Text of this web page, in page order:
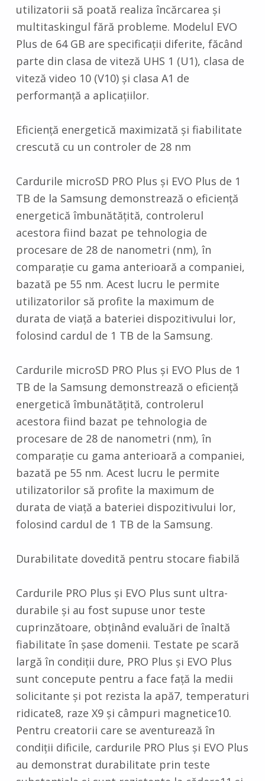
utilizatorii să poată realiza încărcarea și
multitaskingul fără probleme. Modelul EVO
Plus de 64 GB are specificații diferite, făcând
parte din clasa de viteză UHS 1 (U1), clasa de
viteză video 10 (V10) și clasa A1 de
performanță a aplicațiilor.
Eficiență energetică maximizată și fiabilitate
crescută cu un controler de 28 nm
Cardurile microSD PRO Plus și EVO Plus de 1
TB de la Samsung demonstrează o eficiență
energetică îmbunătățită, controlerul
acestora fiind bazat pe tehnologia de
procesare de 28 de nanometri (nm), în
comparație cu gama anterioară a companiei,
bazată pe 55 nm. Acest lucru le permite
utilizatorilor să profite la maximum de
durata de viață a bateriei dispozitivului lor,
folosind cardul de 1 TB de la Samsung.
Cardurile microSD PRO Plus și EVO Plus de 1
TB de la Samsung demonstrează o eficiență
energetică îmbunătățită, controlerul
acestora fiind bazat pe tehnologia de
procesare de 28 de nanometri (nm), în
comparație cu gama anterioară a companiei,
bazată pe 55 nm. Acest lucru le permite
utilizatorilor să profite la maximum de
durata de viață a bateriei dispozitivului lor,
folosind cardul de 1 TB de la Samsung.
Durabilitate dovedită pentru stocare fiabilă
Cardurile PRO Plus și EVO Plus sunt ultra-
durabile și au fost supuse unor teste
cuprinzătoare, obținând evaluări de înaltă
fiabilitate în șase domenii. Testate pe scară
largă în condiții dure, PRO Plus și EVO Plus
sunt concepute pentru a face față la medii
solicitante și pot rezista la apă7, temperaturi
ridicate8, raze X9 și câmpuri magnetice10.
Pentru creatorii care se aventurează în
condiții dificile, cardurile PRO Plus și EVO Plus
au demonstrat durabilitate prin teste